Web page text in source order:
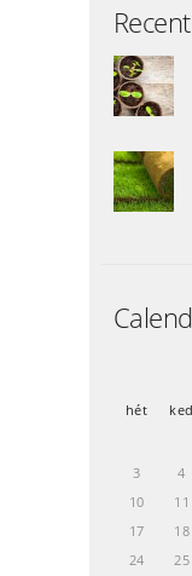
hét ked
3
4
10
11
17
18
24
25